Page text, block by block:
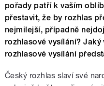
pořady patří k vaším
přestavit, že by rozhlas
nejmilejší, případně
rozhlasové vysílání? Jaký
rozhlasové vysílání
Český rozhlas slaví své